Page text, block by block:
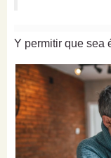
Y permitir que sea